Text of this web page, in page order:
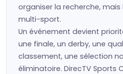
organiser la recherche,
multi-sport.
Un événement devient
une finale, un derby, une
classement, une sélection
éliminatoire. DirecTV Sports